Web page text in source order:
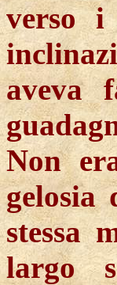
verso i
aveva
Non
gelosia
stessa
largo